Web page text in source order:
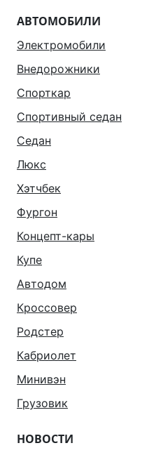
АВТОМОБИЛИ
Электромобили
Внедорожники
Спорткар
Спортивный седан
Седан
Люкс
Хэтчбек
Фургон
Концепт-кары
Купе
Автодом
Кроссовер
Родстер
Кабриолет
Минивэн
Грузовик
НОВОСТИ